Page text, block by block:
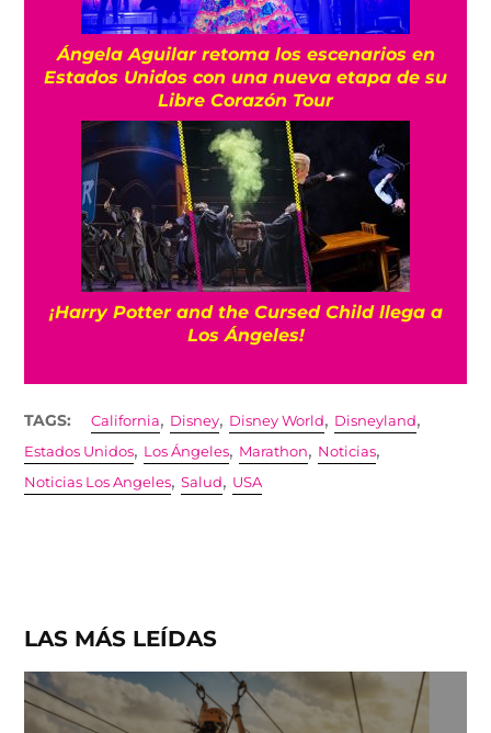
Ángela Aguilar retoma los escenarios en
Estados Unidos con una nueva etapa de su
Libre Corazón Tour
¡Harry Potter and the Cursed Child llega a
Los Ángeles!
TAGS: California, Disney, Disney World, Disneyland,
Estados Unidos, Los Ángeles, Marathon, Noticias,
Noticias Los Angeles,Salud, USA
LAS MÁS LEÍDAS